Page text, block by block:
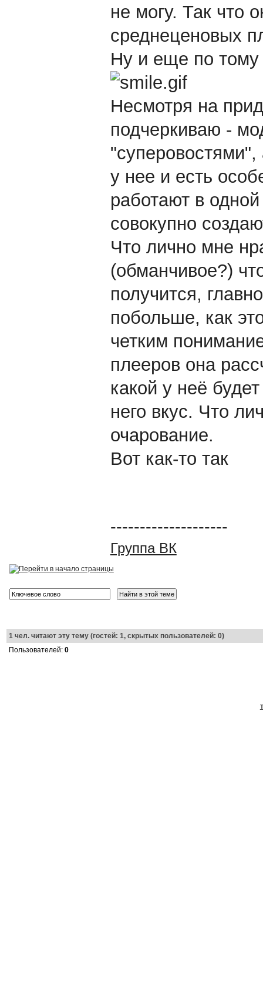
не могу. Так что
среднеценовых
Ну и еще по тому
Несмотря на
подчеркиваю -
у нее и есть
работают в
совокупно
Что лично мне
(обманчивое?)
получится,
побольше, как
четким
плееров она
какой у неё
него вкус. Что
очарование.
Вот как-то так
--------------------
Группа ВК
1чел. читают эту тему (гостей: 1, скрытых пользователей: 0)
Пользователей: 0